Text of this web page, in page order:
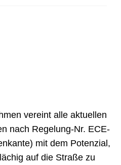
vereint alle aktuellen
nach Regelung-Nr. ECE-
mit dem Potenzial,
auf die Straße zu